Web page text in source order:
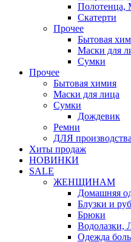
Полотенца,
Скатерти
Прочее
Бытовая
Маски для
Сумки
Прочее
Бытовая химия
Маски для лица
Сумки
Дождевик
Ремни
ДЛЯ производства
Хиты продаж
НОВИНКИ
SALE
ЖЕНЩИНАМ
Домашняя
Блузки и
Брюки
Водолазки,
Одежда